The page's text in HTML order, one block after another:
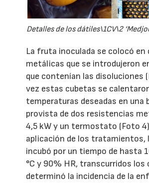
Detalles de los dátiles\1CV\2
La fruta inoculada se colocó en
metálicas que se introdujeron
que contenían las disoluciones
vez estas cubetas se
temperaturas deseadas en una
provista de dos resistencias
4,5 kW y un termostato (Foto
aplicación de los tratamientos,
incubó por un tiempo de hasta
°C y 90% HR, transcurridos los
determinó la incidencia de la